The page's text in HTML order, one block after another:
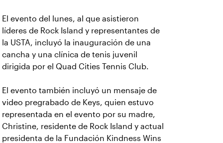
El evento del lunes, al que asistieron
líderes de Rock Island y representantes de
la USTA, incluyó la inauguración de una
cancha y una clínica de tenis juvenil
dirigida por el Quad Cities Tennis Club.
El evento también incluyó un mensaje de
video pregrabado de Keys, quien estuvo
representada en el evento por su madre,
Christine, residente de Rock Island y actual
presidenta de la Fundación Kindness Wins